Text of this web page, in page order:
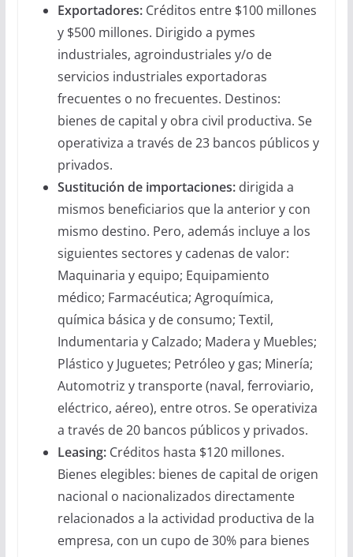
Exportadores:Créditos entre $100 millones
y $500 millones. Dirigido a pymes
industriales, agroindustriales y/o de
servicios industriales exportadoras
frecuentes o no frecuentes. Destinos:
bienes de capital y obra civil productiva. Se
operativiza a través de 23 bancos públicos y
privados.
Sustitución de importaciones:dirigida a
mismos beneficiarios que la anterior y con
mismo destino. Pero, además incluye a los
siguientes sectores y cadenas de valor:
Maquinaria y equipo; Equipamiento
médico; Farmacéutica; Agroquímica,
química básica y de consumo; Textil,
Indumentaria y Calzado; Madera y Muebles;
Plástico y Juguetes; Petróleo y gas; Minería;
Automotriz y transporte (naval, ferroviario,
eléctrico, aéreo), entre otros. Se operativiza
a través de 20 bancos públicos y privados.
Leasing:Créditos hasta $120 millones.
Bienes elegibles: bienes de capital de origen
nacional o nacionalizados directamente
relacionados a la actividad productiva de la
empresa, con un cupo de 30% para bienes